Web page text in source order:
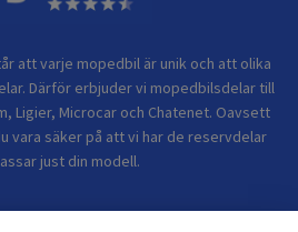
att varje mopedbil är unik och att olika
Därför erbjuder vi mopedbilsdelar till
Ligier, Microcar och Chatenet. Oavsett
vara säker på att vi har de reservdelar
just din modell.